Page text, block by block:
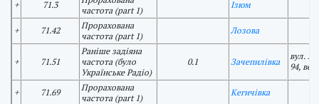
+ 71.3
частота (part 1)
Ізюм
+ 71.42
Прорахована
частота (part 1)
Лозова
+ 71.51
Раніше задіяна
частота (було
Українське Радіо)
0.1 Зачепилівка
вул.
94,
+ 71.69
Прорахована
частота (part 1)
Кегичівка